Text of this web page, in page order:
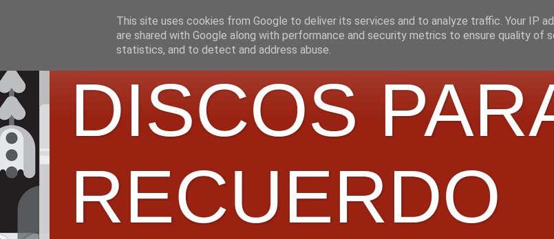
DISCOS
RECUERDO
This site uses cookies from Google to deliver its services and to analyze traffic. Your IP
are shared with Google along with performance and security metrics to ensure quality of
statistics, and to detect and address abuse.